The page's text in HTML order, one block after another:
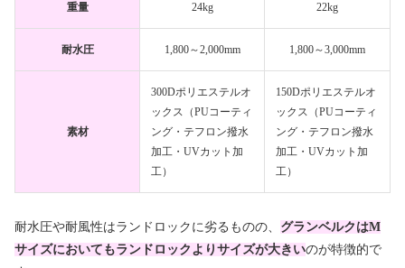
重量 24kg 22kg
耐水圧 1,800～2,000mm 1,800～3,000mm
素材
300Dポリエステルオ
ックス（PUコーティ
ング・テフロン撥水
加工・UVカット加
工）
150Dポリエステルオ
ックス（PUコーティ
ング・テフロン撥水
加工・UVカット加
工）
耐水圧や耐風性はランドロックに劣るものの、 グランベルクはM
サイズにおいてもランドロックよりサイズが大きいのが特徴的で